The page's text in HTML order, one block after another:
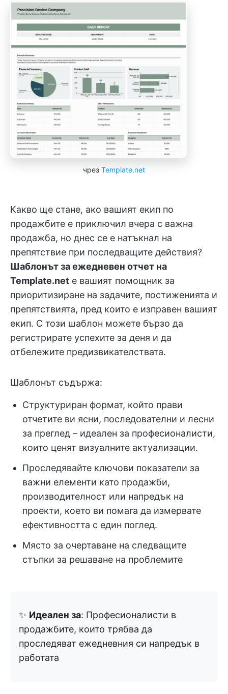
чрез Template.net
Какво ще стане, ако вашият екип по
продажбите е приключил вчера с важна
продажба, но днес се е натъкнал на
препятствие при последващите действия?
Шаблонът за ежедневен отчет на
Template.net е вашият помощник за
приоритизиране на задачите, постиженията и
препятствията, пред които е изправен вашият
екип. С този шаблон можете бързо да
регистрирате успехите за деня и да
отбележите предизвикателствата.
Шаблонът съдържа:
Структуриран формат, който прави
отчетите ви ясни, последователни и лесни
за преглед – идеален за професионалисти,
които ценят визуалните актуализации.
Проследявайте ключови показатели за
важни елементи като продажби,
производителност или напредък на
проекти, което ви помага да измервате
ефективността с един поглед.
Място за очертаване на следващите
стъпки за решаване на проблемите
✨ Идеален за: Професионалисти в
продажбите, които трябва да
проследяват ежедневния си напредък в
работата